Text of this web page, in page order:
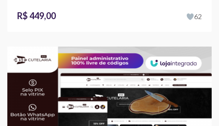
R$ 449,00
62